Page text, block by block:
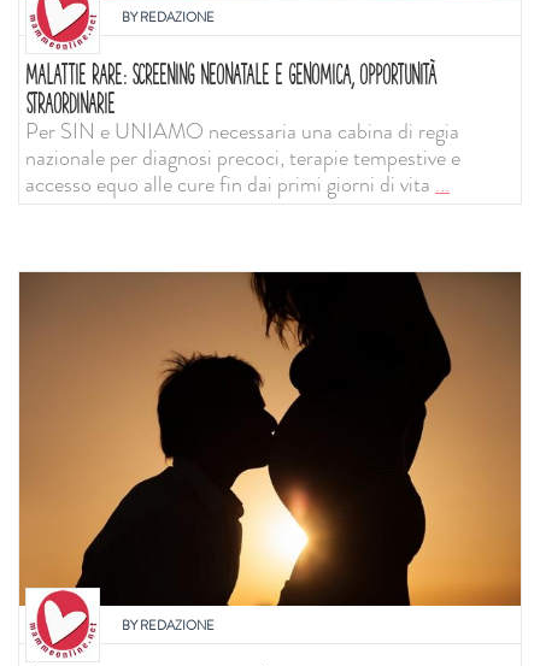
BYREDAZIONE
MALATTIE RARE: SCREENING NEONATALE E GENOMICA, OPPORTUNITÀ
STRAORDINARIE
Per SIN e UNIAMO necessaria una cabina di regia
nazionale per diagnosi precoci, terapie tempestive e
accesso equo alle cure fin dai primi giorni di vita ...
BYREDAZIONE